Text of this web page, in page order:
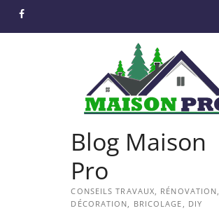
facebook
Blog Maison
Pro
CONSEILS TRAVAUX, RÉNOVATION,
DÉCORATION, BRICOLAGE, DIY